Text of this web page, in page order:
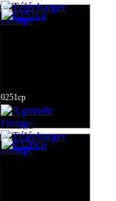
0251cp